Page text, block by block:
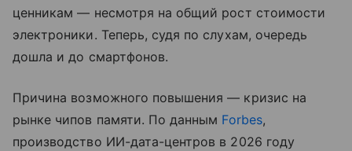
ценникам — несмотря на общий рост стоимости
электроники. Теперь, судя по слухам, очередь
дошла и до смартфонов.
Причина возможного повышения — кризис на
рынке чипов памяти. По данным Forbes,
производство ИИ-дата-центров в 2026 году